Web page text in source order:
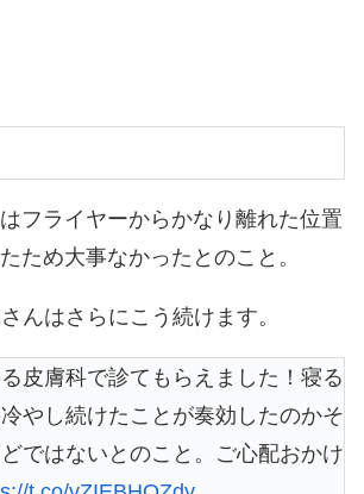
フライヤーからかなり離れた位置
ため大事なかったとのこと。
んはさらにこう続けます。
皮膚科で診てもらえました！寝る
やし続けたことが奏効したのかそ
ではないとのこと。ご心配おかけ